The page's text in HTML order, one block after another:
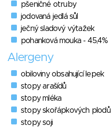
pšeničné otruby
jodovaná jedlá sůl
ječný sladový výtažek
pohanková mouka - 45,4%
Alergeny
obiloviny obsahující lepek
stopy arašídů
stopy mléka
stopy skořápkových plodů
stopy soji